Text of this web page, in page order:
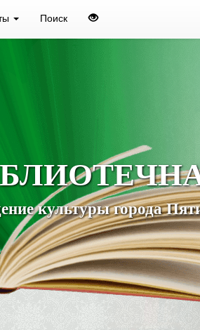
Поиск
культуры города